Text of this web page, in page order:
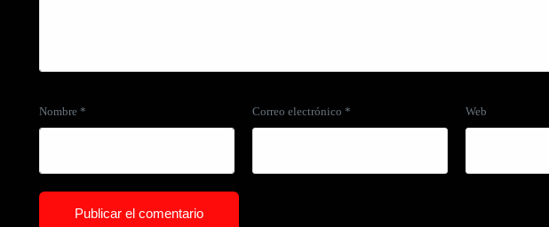
Nombre * Correo electrónico * Web